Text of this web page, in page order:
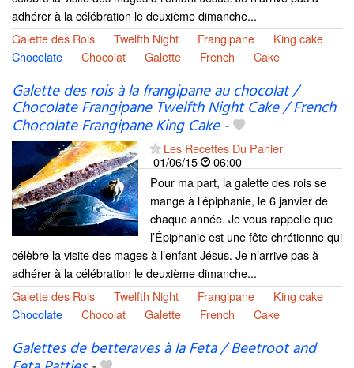
adhérer à la célébration le deuxième dimanche...
Galette des Rois
Twelfth Night Frangipane
King cake
Chocolate
Chocolat Galette French Cake
Galette des rois à la frangipane au chocolat /
Chocolate Frangipane Twelfth Night Cake / French
Chocolate Frangipane King Cake-
Les Recettes Du Panier
01/06/15
06:00
Pour ma part, la galette des rois se
mange à l’épiphanie, le 6 janvier de
chaque année. Je vous rappelle que
l’Épiphanie est une fête chrétienne qui
célèbre la visite des mages à l’enfant Jésus. Je n’arrive pas à
adhérer à la célébration le deuxième dimanche...
Galette des Rois
Twelfth Night Frangipane
King cake
Chocolate
Chocolat Galette French Cake
Galettes de betteraves à la Feta / Beetroot and